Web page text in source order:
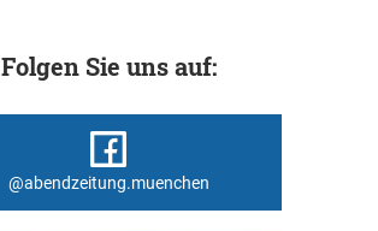
Folgen Sie uns auf:
@abendzeitung.muenchen